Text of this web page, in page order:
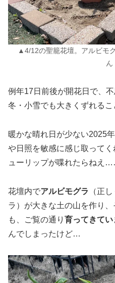
▲4/12の聖籠花壇。アルビモ
ん
例年17日前後が開花日で、
冬・小雪でも大きくずれるこ
暖かな晴れ日が少ない2025
や日照を敏感に感じ取って
ューリップが喋れたらねえ
花壇内でアルビモグラ
（正
ラ）が大きな土の山を作り
も、ご覧の通り 育ってきてい
んでしまったけど…